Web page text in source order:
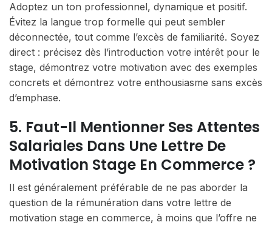
Adoptez un ton professionnel, dynamique et positif.
Évitez la langue trop formelle qui peut sembler
déconnectée, tout comme l’excès de familiarité. Soyez
direct : précisez dès l’introduction votre intérêt pour le
stage, démontrez votre motivation avec des exemples
concrets et démontrez votre enthousiasme sans excès
d’emphase.
5. Faut-Il Mentionner Ses Attentes
Salariales Dans Une Lettre De
Motivation Stage En Commerce ?
Il est généralement préférable de ne pas aborder la
question de la rémunération dans votre lettre de
motivation stage en commerce, à moins que l’offre ne